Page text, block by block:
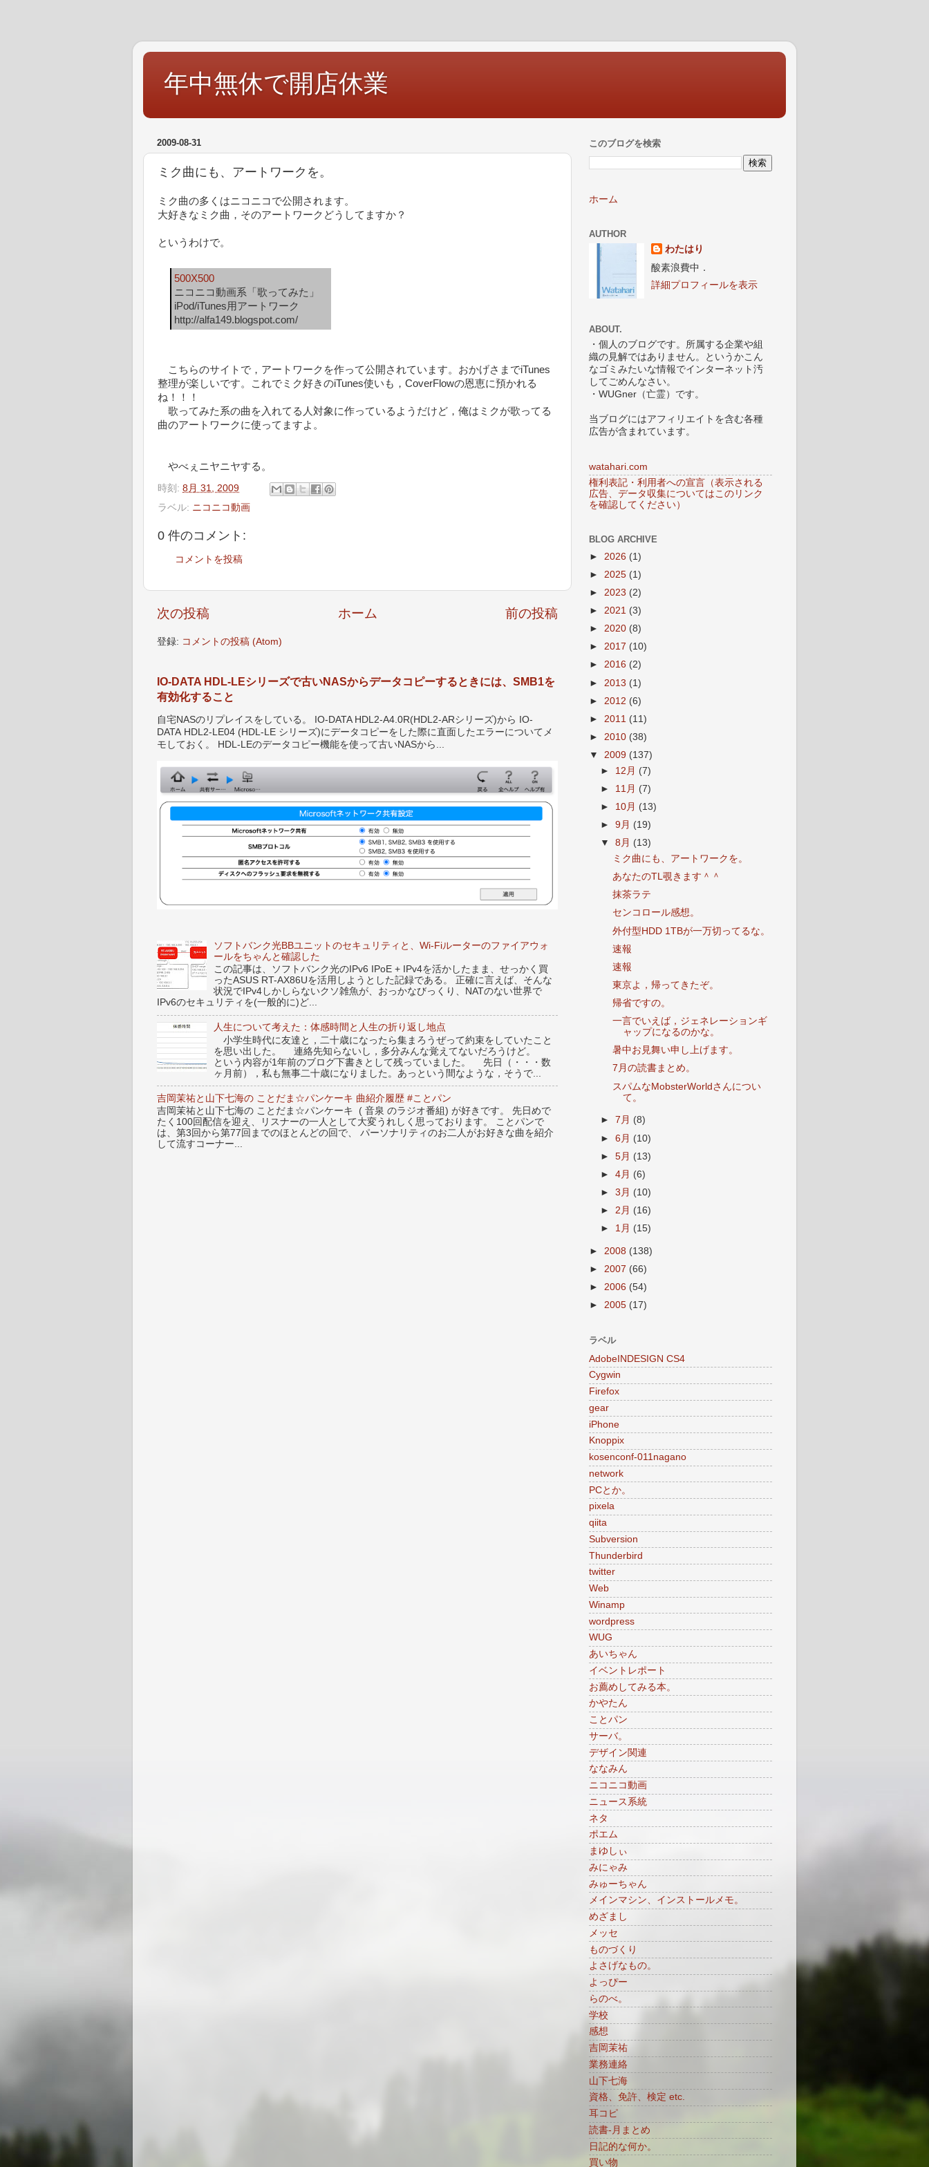
年中無休で開店休業
2009-08-31
ミク曲にも、アートワークを。
ミク曲の多くはニコニコで公開されます。
大好きなミク曲，そのアートワークどうしてますか？
というわけで。
500X500
ニコニコ動画系「歌ってみた」
iPod/iTunes用アートワーク
http://alfa149.blogspot.com/
こちらのサイトで，アートワークを作って公開されています。おかげさまでiTunes
整理が楽しいです。これでミク好きのiTunes使いも，CoverFlowの恩恵に預かれる
ね！！！
歌ってみた系の曲を入れてる人対象に作っているようだけど，俺はミクが歌ってる
曲のアートワークに使ってますよ。
やべぇニヤニヤする。
時刻: 8月 31, 2009
ラベル: ニコニコ動画
0 件のコメント:
コメントを投稿
次の投稿 前の投稿
ホーム
登録: コメントの投稿 (Atom)
IO-DATA HDL-LEシリーズで古いNASからデータコピーするときには、SMB1を
有効化すること
自宅NASのリプレイスをしている。 IO-DATA HDL2-A4.0R(HDL2-ARシリーズ)から IO-
DATA HDL2-LE04 (HDL-LE シリーズ)にデータコピーをした際に直面したエラーについてメ
モしておく。 HDL-LEのデータコピー機能を使って古いNASから...
ソフトバンク光BBユニットのセキュリティと、Wi-Fiルーターのファイアウォ
ールをちゃんと確認した
この記事は、ソフトバンク光のIPv6 IPoE + IPv4を活かしたまま、せっかく買
ったASUS RT-AX86Uを活用しようとした記録である。 正確に言えば、そんな
状況でIPv4しかしらないクソ雑魚が、おっかなびっくり、NATのない世界で
IPv6のセキュリティを(一般的に)ど...
人生について考えた：体感時間と人生の折り返し地点
小学生時代に友達と，二十歳になったら集まろうぜって約束をしていたこと
を思い出した。 連絡先知らないし，多分みんな覚えてないだろうけど。
という内容が1年前のブログ下書きとして残っていました。 先日（・・・数
ヶ月前），私も無事二十歳になりました。あっという間なような，そうで...
吉岡茉祐と山下七海の ことだま☆パンケーキ 曲紹介履歴 #ことパン
吉岡茉祐と山下七海の ことだま☆パンケーキ ( 音泉 のラジオ番組) が好きです。 先日めで
たく100回配信を迎え、リスナーの一人として大変うれしく思っております。 ことパンで
は、第3回から第77回までのほとんどの回で、 パーソナリティのお二人がお好きな曲を紹介
して流すコーナー...
このブログを検索
ホーム
AUTHOR
わたはり
酸素浪費中．
詳細プロフィールを表示
ABOUT.
・個人のブログです。所属する企業や組
織の見解ではありません。というかこん
なゴミみたいな情報でインターネット汚
してごめんなさい。
・WUGner（亡霊）です。
当ブログにはアフィリエイトを含む各種
広告が含まれています。
watahari.com
権利表記・利用者への宣言（表示される
広告、データ収集についてはこのリンク
を確認してください）
BLOG ARCHIVE
► 2026 (1)
► 2025 (1)
► 2023 (2)
► 2021 (3)
► 2020 (8)
► 2017 (10)
► 2016 (2)
► 2013 (1)
► 2012 (6)
► 2011 (11)
► 2010 (38)
▼ 2009 (137)
► 12月 (7)
► 11月 (7)
► 10月 (13)
►9月 (19)
▼8月 (13)
ミク曲にも、アートワークを。
あなたのTL覗きます＾＾
抹茶ラテ
センコロール感想。
外付型HDD 1TBが一万切ってるな。
速報
速報
東京よ，帰ってきたぞ。
帰省ですの。
一言でいえば，ジェネレーションギ
ャップになるのかな。
暑中お見舞い申し上げます。
7月の読書まとめ。
スパムなMobsterWorldさんについ
て。
►7月 (8)
►6月 (10)
►5月 (13)
►4月 (6)
►3月 (10)
►2月 (16)
► 1月 (15)
► 2008 (138)
► 2007 (66)
► 2006 (54)
► 2005 (17)
ラベル
AdobeINDESIGN CS4
Cygwin
Firefox
gear
iPhone
Knoppix
kosenconf-011nagano
network
PCとか。
pixela
qiita
Subversion
Thunderbird
twitter
Web
Winamp
wordpress
WUG
あいちゃん
イベントレポート
お薦めしてみる本。
かやたん
ことパン
サーバ。
デザイン関連
ななみん
ニコニコ動画
ニュース系統
ネタ
ポエム
まゆしぃ
みにゃみ
みゅーちゃん
メインマシン、インストールメモ。
めざまし
メッセ
ものづくり
よさげなもの。
よっぴー
らのべ。
学校
感想
吉岡茉祐
業務連絡
山下七海
資格、免許、検定 etc.
耳コピ
読書-月まとめ
日記的な何か。
買い物